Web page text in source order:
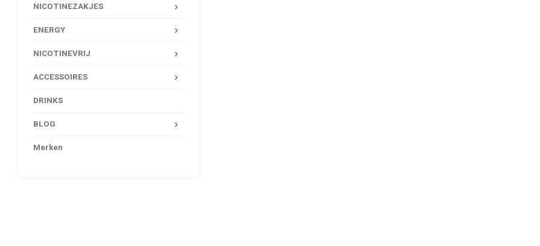
NICOTINEZAKJES
ENERGY
NICOTINEVRIJ
ACCESSOIRES
DRINKS
BLOG
Merken